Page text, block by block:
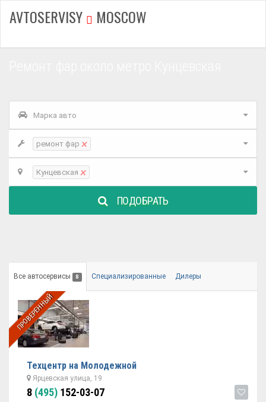
AVTOSERVISY MOSCOW
Марка авто
ремонт фар ×
Кунцевская ×
ПОДОБРАТЬ
Все автосервисы 8 Специализированные Дилеры
ПРОВЕРЕННЫЙ
Техцентр на Молодежной
Ярцевская улица, 19
8 (495) 152-03-07